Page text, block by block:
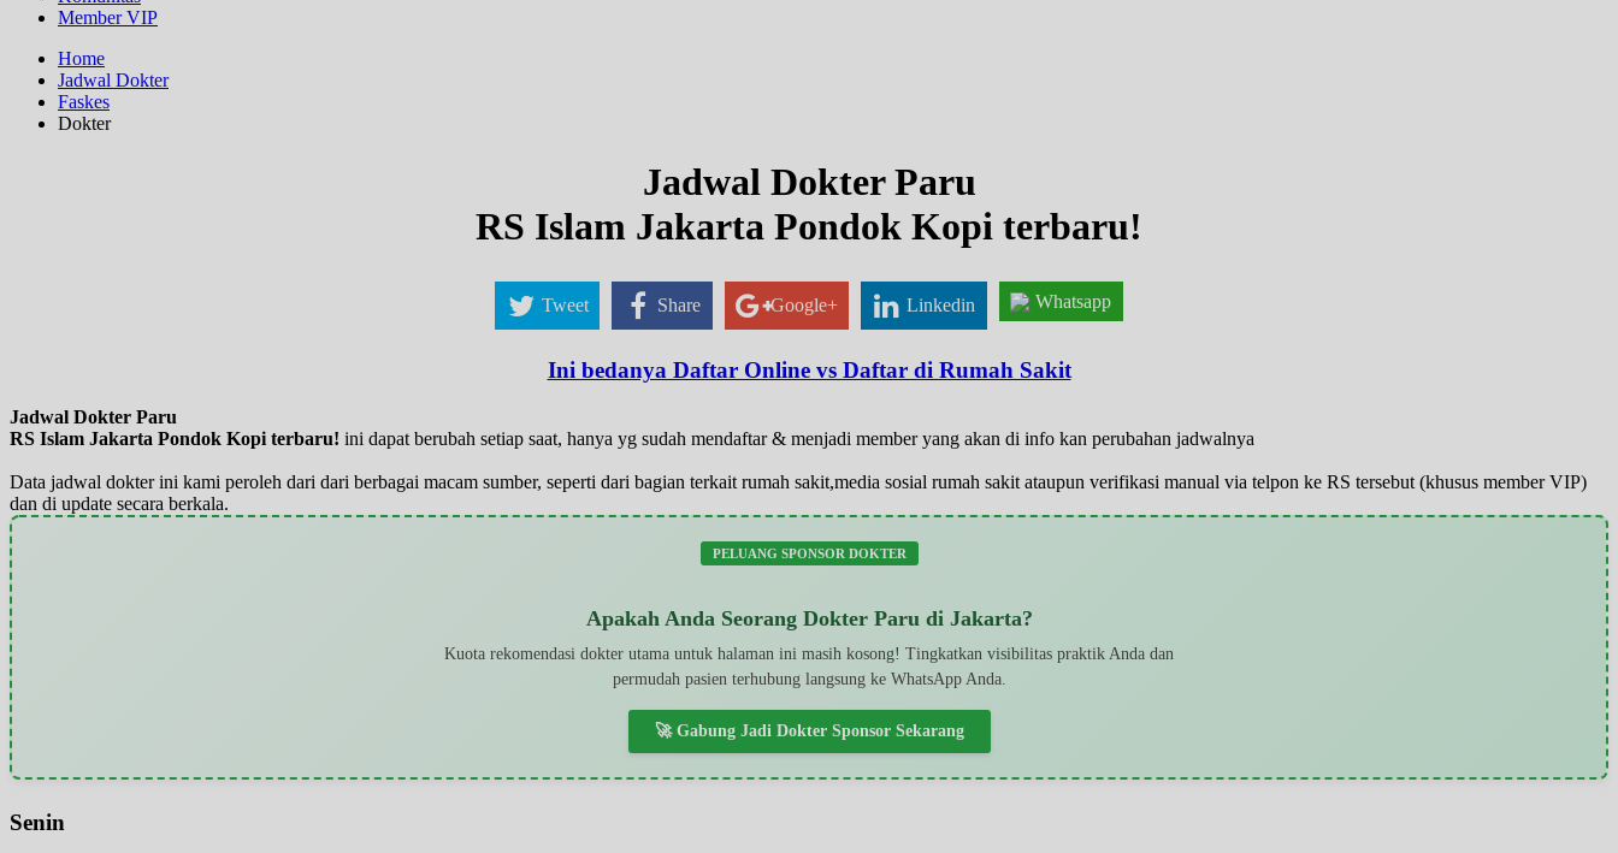
Member VIP
Home
Jadwal Dokter
Faskes
Dokter
Jadwal Dokter Paru
RS Islam Jakarta Pondok Kopi terbaru!
Tweet Share Google+ Linkedin Whatsapp
Ini bedanya Daftar Online vs Daftar di Rumah Sakit
Jadwal Dokter Paru
RS Islam Jakarta Pondok Kopi terbaru! ini dapat berubah setiap saat, hanya yg sudah mendaftar & menjadi member yang akan di info kan perubahan jadwalnya
Data jadwal dokter ini kami peroleh dari dari berbagai macam sumber, seperti dari bagian terkait rumah sakit,media sosial rumah sakit ataupun verifikasi manual via telpon ke RS tersebut (khusus member VIP)
dan di update secara berkala.
PELUANG SPONSOR DOKTER
Apakah Anda Seorang Dokter Paru di Jakarta?
Kuota rekomendasi dokter utama untuk halaman ini masih kosong! Tingkatkan visibilitas praktik Anda dan
permudah pasien terhubung langsung ke WhatsApp Anda.
🚀 Gabung Jadi Dokter Sponsor Sekarang
Senin